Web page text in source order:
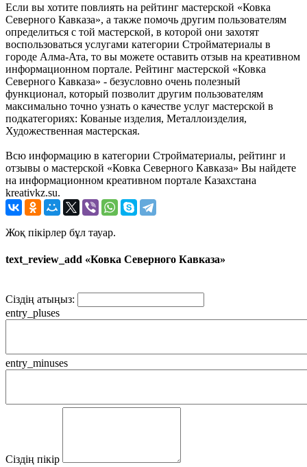
Если вы хотите повлиять на рейтинг мастерской «Ковка
Северного Кавказа», а также помочь другим пользователям
определиться с той мастерской, в которой они захотят
воспользоваться услугами категории Стройматериалы в
городе Алма-Ата, то вы можете оставить отзыв на креативном
информационном портале. Рейтинг мастерской «Ковка
Северного Кавказа» - безусловно очень полезный
функционал, который позволит другим пользователям
максимально точно узнать о качестве услуг мастерской в
подкатегориях: Кованые изделия, Металлоизделия,
Художественная мастерская.
Всю информацию в категории Стройматериалы, рейтинг и
отзывы о мастерской «Ковка Северного Кавказа» Вы найдете
на информационном креативном портале Казахстана
kreativkz.su.
Жоқ пікірлер бұл тауар.
text_review_add «Ковка Северного Кавказа»
Сіздің атыңыз:
entry_pluses
entry_minuses
Сіздің пікір